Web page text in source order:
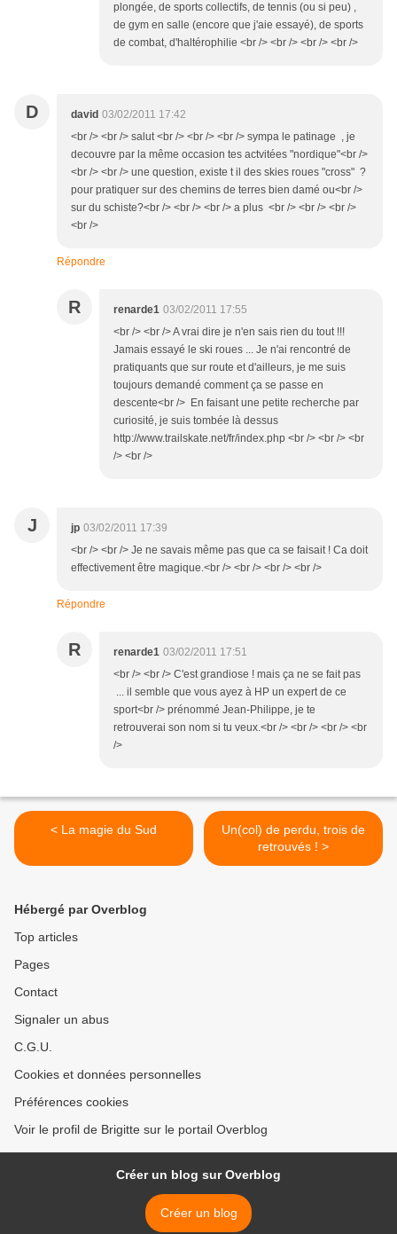
plongée, de sports collectifs, de tennis (ou si peu) ,
de gym en salle (encore que j'aie essayé), de sports
de combat, d'haltérophilie <br /> <br /> <br /> <br />
D david 03/02/2011 17:42
<br /> <br /> salut <br /> <br /> <br /> sympa le patinage , je
decouvre par la même occasion tes actvitées "nordique"<br />
<br /> <br /> une question, existe t il des skies roues "cross" ?
pour pratiquer sur des chemins de terres bien damé ou<br />
sur du schiste?<br /> <br /> <br /> a plus <br /> <br /> <br />
<br />
Répondre
R renarde1 03/02/2011 17:55
<br /> <br /> A vrai dire je n'en sais rien du tout !!!
Jamais essayé le ski roues ... Je n'ai rencontré de
pratiquants que sur route et d'ailleurs, je me suis
toujours demandé comment ça se passe en
descente<br /> En faisant une petite recherche par
curiosité, je suis tombée là dessus
http://www.trailskate.net/fr/index.php <br /> <br /> <br
/> <br />
J jp 03/02/2011 17:39
<br /> <br /> Je ne savais même pas que ca se faisait ! Ca doit
effectivement être magique.<br /> <br /> <br /> <br />
Répondre
R renarde1 03/02/2011 17:51
<br /> <br /> C'est grandiose ! mais ça ne se fait pas
... il semble que vous ayez à HP un expert de ce
sport<br /> prénommé Jean-Philippe, je te
retrouverai son nom si tu veux.<br /> <br /> <br /> <br
/>
< La magie du Sud
Un(col) de perdu, trois de
retrouvés ! >
Hébergé par Overblog
Top articles
Pages
Contact
Signaler un abus
C.G.U.
Cookies et données personnelles
Préférences cookies
Voir le profil de Brigitte sur le portail Overblog
Créer un blog sur Overblog
Créer un blog